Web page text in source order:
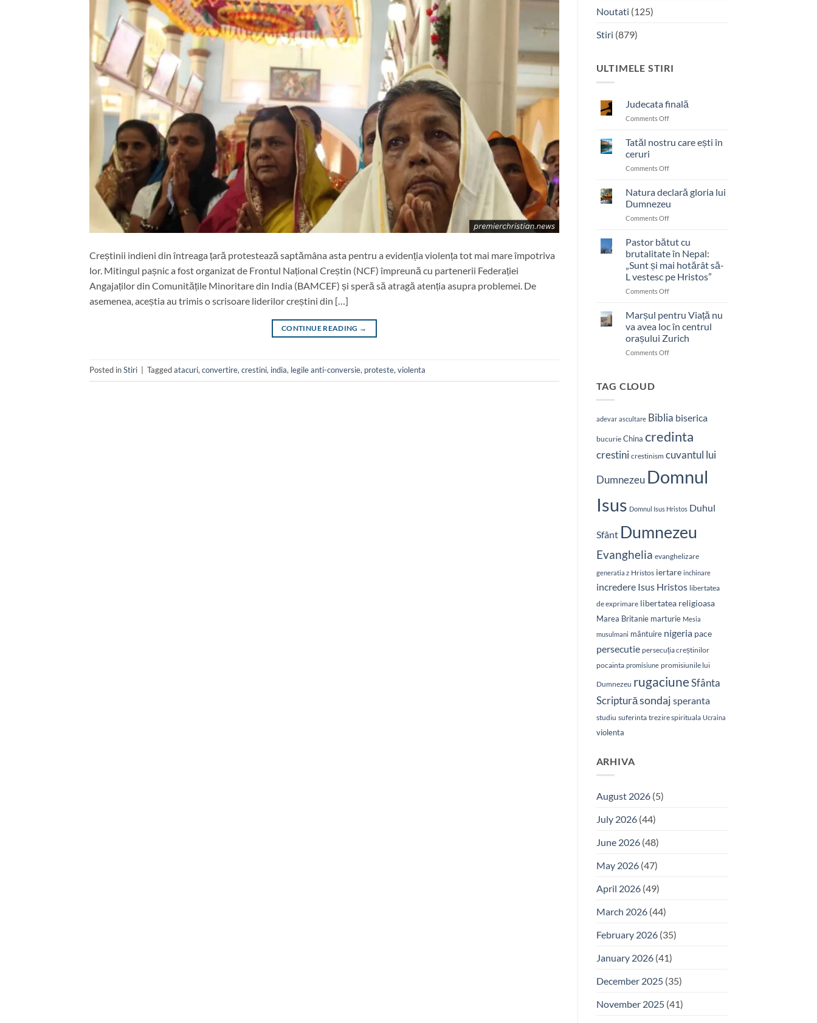
Creștinii indieni din întreaga țară protestează saptămâna asta pentru a evidenția violența tot mai mare împotriva
lor. Mitingul pașnic a fost organizat de Frontul Național Creștin (NCF) împreună cu partenerii Federației
Angajaților din Comunitățile Minoritare din India (BAMCEF) și speră să atragă atenția asupra problemei. De
asemenea, aceștia au trimis o scrisoare liderilor creștini din […]
CONTINUE READING →
Posted inStiri Taggedatacuri, convertire, crestini, india, legile anti-conversie, proteste, violenta
Noutati (125)
Stiri (879)
ULTIMELE STIRI
Judecata finală
Comments Offon
Tatăl nostru care ești în
ceruri
Comments Offon
nostru
care
ești
în
Natura declară gloria lui
Dumnezeu
Comments Offon
declară
gloria
lui
Dumnezeu
Pastor bătut cu
brutalitate în Nepal:
„Sunt și mai hotărât să-
L vestesc pe Hristos”
Comments Offon
bătut
cu
brutalitate
în
Nepal:
L
pe
Marșul pentru Viață nu
va avea loc în centrul
orașului Zurich
Comments Offon
avea
loc
în
orașului
TAG CLOUD
adevar ascultare Biblia biserica
bucurie China credinta
crestini crestinism cuvantul lui
Dumnezeu Domnul
Isus Domnul Isus Hristos Duhul
Sfânt Dumnezeu
Evanghelia evanghelizare
generatia z Hristos iertare inchinare
incredere Isus Hristos libertatea
de exprimare libertatea religioasa
Marea Britanie marturie Mesia
musulmani mântuire nigeria pace
persecutie persecuția creștinilor
pocainta promisiune promisiunile lui
Dumnezeu rugaciuneSfânta
Scripturăsondaj speranta
studiu suferinta trezire spirituala Ucraina
violenta
ARHIVA
August 2026(5)
July 2026(44)
June 2026(48)
May 2026(47)
April 2026(49)
March 2026(44)
February 2026(35)
January 2026(41)
December 2025(35)
November 2025(41)